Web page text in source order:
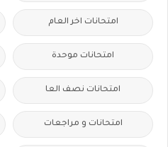
امتحانات اخر العام
امتحانات موحدة
امتحانات نصف العا
امتحانات و مراجعات